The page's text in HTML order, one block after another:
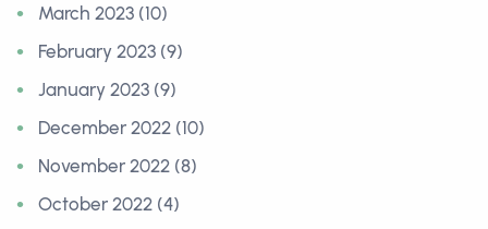
March 2023 (10)
February 2023 (9)
January 2023 (9)
December 2022 (10)
November 2022 (8)
October 2022 (4)